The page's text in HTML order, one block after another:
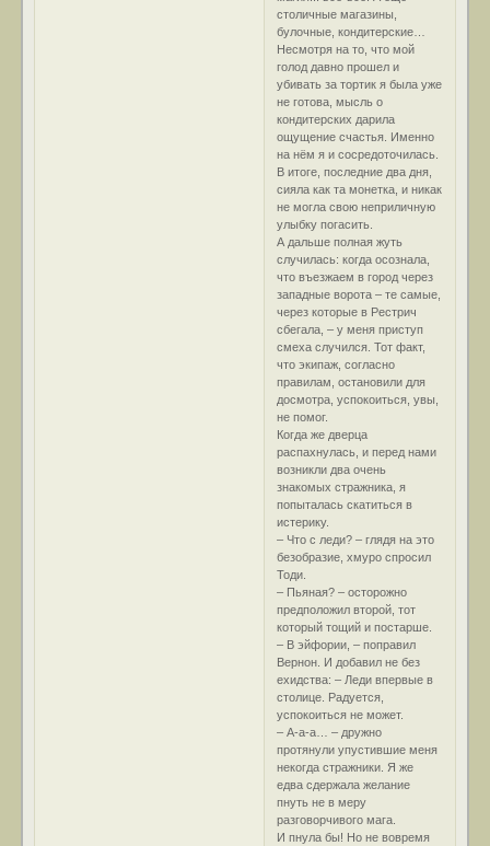
столичные магазины,
булочные, кондитерские…
Несмотря на то, что мой
голод давно прошел и
убивать за тортик я была уже
не готова, мысль о
кондитерских дарила
ощущение счастья. Именно
на нём я и сосредоточилась.
В итоге, последние два дня,
сияла как та монетка, и никак
не могла свою неприличную
улыбку погасить.
А дальше полная жуть
случилась: когда осознала,
что въезжаем в город через
западные ворота – те самые,
через которые в Рестрич
сбегала, – у меня приступ
смеха случился. Тот факт,
что экипаж, согласно
правилам, остановили для
досмотра, успокоиться, увы,
не помог.
Когда же дверца
распахнулась, и перед нами
возникли два очень
знакомых стражника, я
попыталась скатиться в
истерику.
– Что с леди? – глядя на это
безобразие, хмуро спросил
Тоди.
– Пьяная? – осторожно
предположил второй, тот
который тощий и постарше.
– В эйфории, – поправил
Вернон. И добавил не без
ехидства: – Леди впервые в
столице. Радуется,
успокоиться не может.
– А-а-а… – дружно
протянули упустившие меня
некогда стражники. Я же
едва сдержала желание
пнуть не в меру
разговорчивого мага.
И пнула бы! Но не вовремя